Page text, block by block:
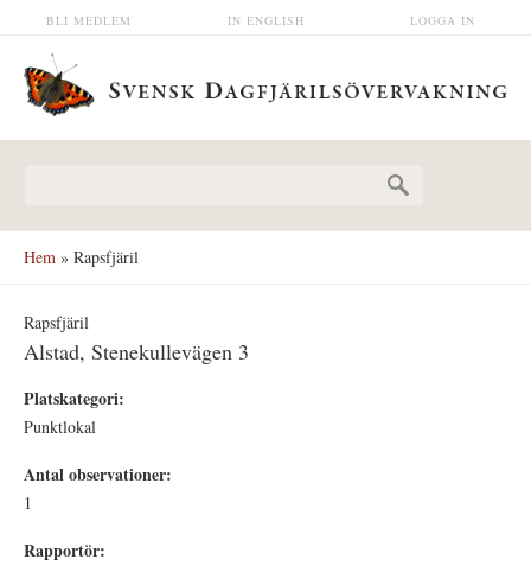
Hoppa till huvudinnehåll LOGGA IN
IN ENGLISH
BLI MEDLEM
Hem » Rapsfjäril
Rapsfjäril
Alstad, Stenekullevägen 3
Platskategori:
Punktlokal
Antal observationer:
1
Rapportör: